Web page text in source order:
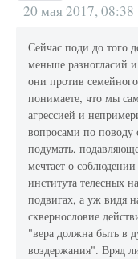
20 мая 2017, 08:38
Сейчас поди до того
меньше разногласий
они против
понимаете, что мы
агрессией и
вопросами по
подумать,
мечтает о
института телесных
подвигах, а уж видя
сквернословие
"вера должна быть в
воздержания". Вряд